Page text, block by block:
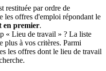
restituée par ordre de
les offres d'emploi répondant le
en premier.
« Lieu de travail » ? La liste
plus à vos critères. Parmi
les offres dont le lieu de travail